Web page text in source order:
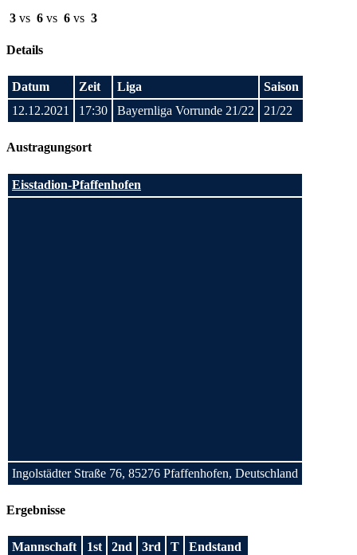
3 vs 6 vs 6 vs 3
Details
Datum Zeit Liga
Saison
12.12.2021
17:30 Bayernliga Vorrunde 21/22 21/22
Austragungsort
Eisstadion-Pfaffenhofen
Ingolstädter Straße 76, 85276 Pfaffenhofen, Deutschland
Ergebnisse
Mannschaft 1st 2nd 3rd T
Endstand